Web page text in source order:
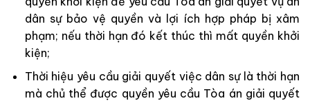
dân sự bảo vệ quyền và lợi ích hợp pháp bị xâm
phạm; nếu thời hạn đó kết thúc thì mất quyền khởi
kiện;
Thời hiệu yêu cầu giải quyết việc dân sự là thời hạn
mà chủ thể được quyền yêu cầu Tòa án giải quyết